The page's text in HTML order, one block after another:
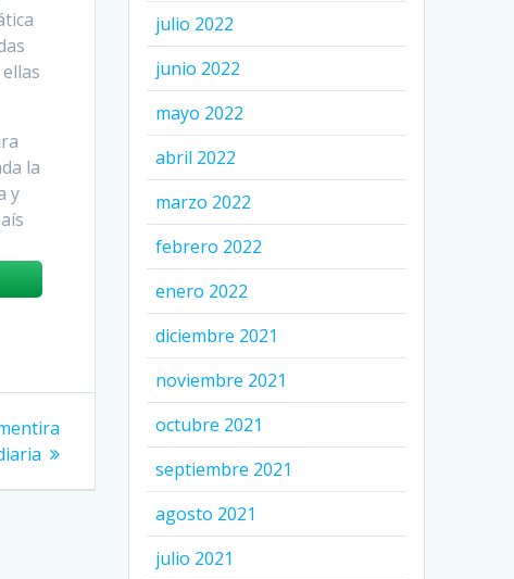
la
y
julio 2022
junio 2022
mayo 2022
abril 2022
marzo 2022
febrero 2022
enero 2022
diciembre 2021
noviembre 2021
octubre 2021
septiembre 2021
agosto 2021
julio 2021